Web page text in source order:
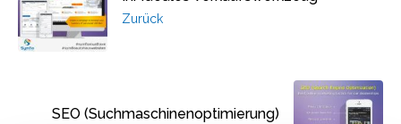
Zurück
SEO (Suchmaschinenoptimierung)